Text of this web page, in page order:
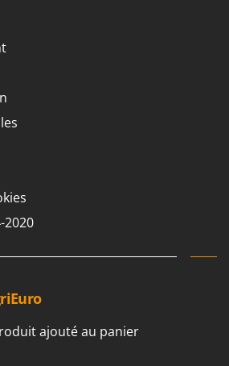
2020
ajouté au panier